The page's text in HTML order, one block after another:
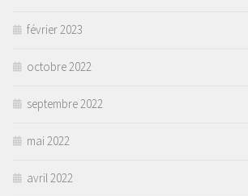
février 2023
octobre 2022
septembre 2022
mai 2022
avril 2022